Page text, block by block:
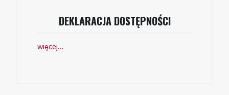
DEKLARACJA DOSTĘPNOŚCI
więcej…